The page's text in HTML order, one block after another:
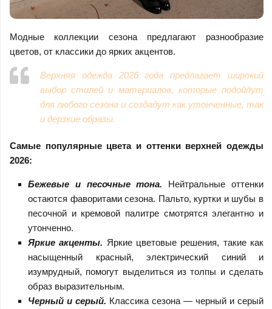
Модные коллекции сезона предлагают разнообразие
цветов, от классики до ярких акцентов.
Верхняя одежда 2026 года предлагает широкий
выбор стилей и материалов, которые подойдут
для любого сезона и создадут как утонченные, так
и дерзкие образы.
Самые популярные цвета и оттенки верхней одежды
2026:
Бежевые и песочные тона. Нейтральные оттенки
остаются фаворитами сезона. Пальто, куртки и шубы в
песочной и кремовой палитре смотрятся элегантно и
утонченно.
Яркие акценты. Яркие цветовые решения, такие как
насыщенный красный, электрический синий и
изумрудный, помогут выделиться из толпы и сделать
образ выразительным.
Черный и серый. Классика сезона — черный и серый